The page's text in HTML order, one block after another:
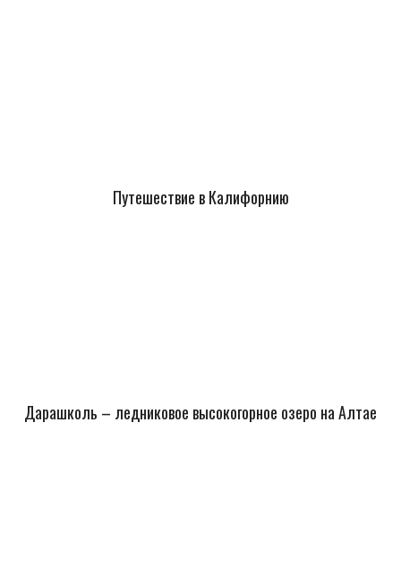
Путешествие в Калифорнию
Дарашколь – ледниковое высокогорное озеро на Алтае